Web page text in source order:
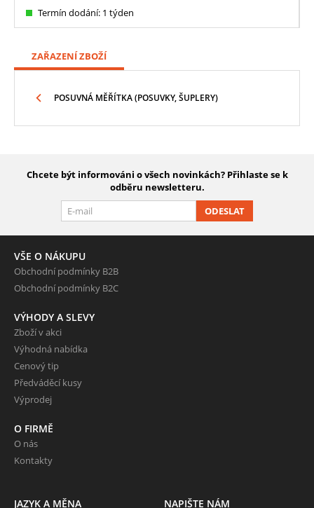
Termín dodání: 1 týden
ZAŘAZENÍ ZBOŽÍ
POSUVNÁ MĚŘÍTKA (POSUVKY, ŠUPLERY)
Chcete být informováni o všech novinkách? Přihlaste se k
odběru newsletteru.
ODESLAT
VŠE O NÁKUPU
Obchodní podmínky B2B
Obchodní podmínky B2C
VÝHODY A SLEVY
Zboží v akci
Výhodná nabídka
Cenový tip
Předváděcí kusy
Výprodej
O FIRMĚ
O nás
Kontakty
JAZYK A MĚNA NAPIŠTE NÁM